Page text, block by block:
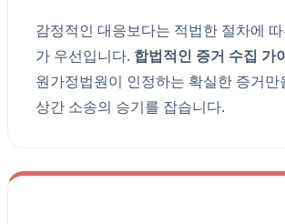
감정적인 대응보다는 적법한 절차에
가 우선입니다. 합법적인 증거 수집 가
원가정법원이 인정하는 확실한 증거만
상간 소송의 승기를 잡습니다.